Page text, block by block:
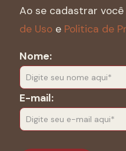
Ao se cadastrar
de Uso e Politica de
Nome:
E-mail: